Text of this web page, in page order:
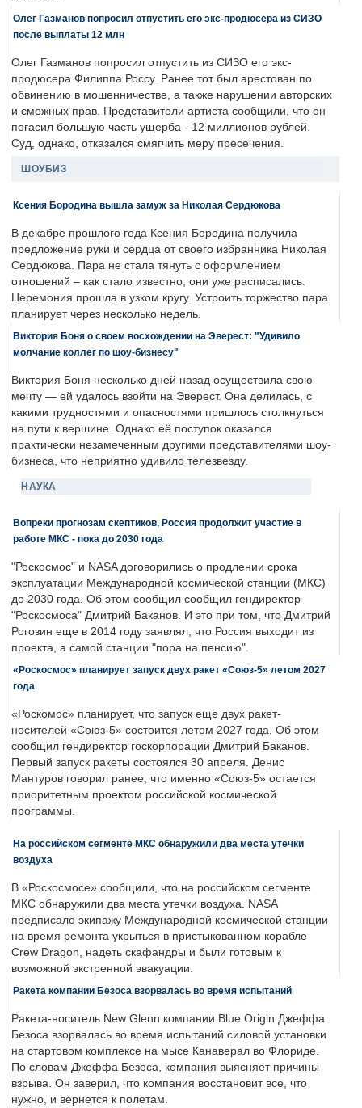
Олег Газманов попросил отпустить его экс-продюсера из СИЗО
после выплаты 12 млн
Олег Газманов попросил отпустить из СИЗО его экс-
продюсера Филиппа Россу. Ранее тот был арестован по
обвинению в мошенничестве, а также нарушении авторских
и смежных прав. Представители артиста сообщили, что он
погасил большую часть ущерба - 12 миллионов рублей.
Суд, однако, отказался смягчить меру пресечения.
ШОУБИЗ
Ксения Бородина вышла замуж за Николая Сердюкова
В декабре прошлого года Ксения Бородина получила
предложение руки и сердца от своего избранника Николая
Сердюкова. Пара не стала тянуть с оформлением
отношений – как стало известно, они уже расписались.
Церемония прошла в узком кругу. Устроить торжество пара
планирует через несколько недель.
Виктория Боня о своем восхождении на Эверест: "Удивило
молчание коллег по шоу-бизнесу"
Виктория Боня несколько дней назад осуществила свою
мечту — ей удалось взойти на Эверест. Она делилась, с
какими трудностями и опасностями пришлось столкнуться
на пути к вершине. Однако её поступок оказался
практически незамеченным другими представителями шоу-
бизнеса, что неприятно удивило телезвезду.
НАУКА
Вопреки прогнозам скептиков, Россия продолжит участие в
работе МКС - пока до 2030 года
"Роскосмос" и NASA договорились о продлении срока
эксплуатации Международной космической станции (МКС)
до 2030 года. Об этом сообщил сообщил гендиректор
"Роскосмоса" Дмитрий Баканов. И это при том, что Дмитрий
Рогозин еще в 2014 году заявлял, что Россия выходит из
проекта, а самой станции "пора на пенсию".
«Роскосмос» планирует запуск двух ракет «Союз-5» летом 2027
года
«Роскомос» планирует, что запуск еще двух ракет-
носителей «Союз-5» состоится летом 2027 года. Об этом
сообщил гендиректор госкорпорации Дмитрий Баканов.
Первый запуск ракеты состоялся 30 апреля. Денис
Мантуров говорил ранее, что именно «Союз-5» остается
приоритетным проектом российской космической
программы.
На российском сегменте МКС обнаружили два места утечки
воздуха
В «Роскосмосе» сообщили, что на российском сегменте
МКС обнаружили два места утечки воздуха. NASA
предписало экипажу Международной космической станции
на время ремонта укрыться в пристыкованном корабле
Crew Dragon, надеть скафандры и были готовым к
возможной экстренной эвакуации.
Ракета компании Безоса взорвалась во время испытаний
Ракета-носитель New Glenn компании Blue Origin Джеффа
Безоса взорвалась во время испытаний силовой установки
на стартовом комплексе на мысе Канаверал во Флориде.
По словам Джеффа Безоса, компания выясняет причины
взрыва. Он заверил, что компания восстановит все, что
нужно, и вернется к полетам.